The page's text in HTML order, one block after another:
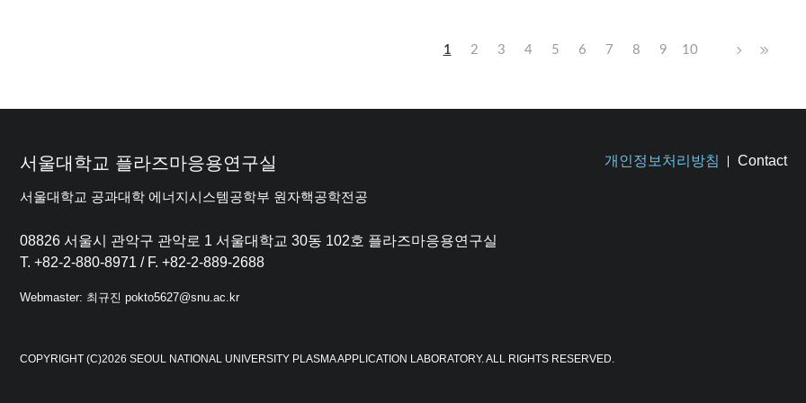
1 2 3 4 5 6 7 8 9 10
서울대학교 플라즈마응용연구실
서울대학교 공과대학 에너지시스템공학부 원자핵공학전공
개인정보처리방침 Contact
08826 서울시 관악구 관악로 1 서울대학교 30동 102호 플라즈마응용연구실
T. +82-2-880-8971 / F. +82-2-889-2688
Webmaster: 최규진 pokto5627@snu.ac.kr
COPYRIGHT (C)2026 SEOUL NATIONAL UNIVERSITY PLASMA APPLICATION LABORATORY. ALL RIGHTS RESERVED.